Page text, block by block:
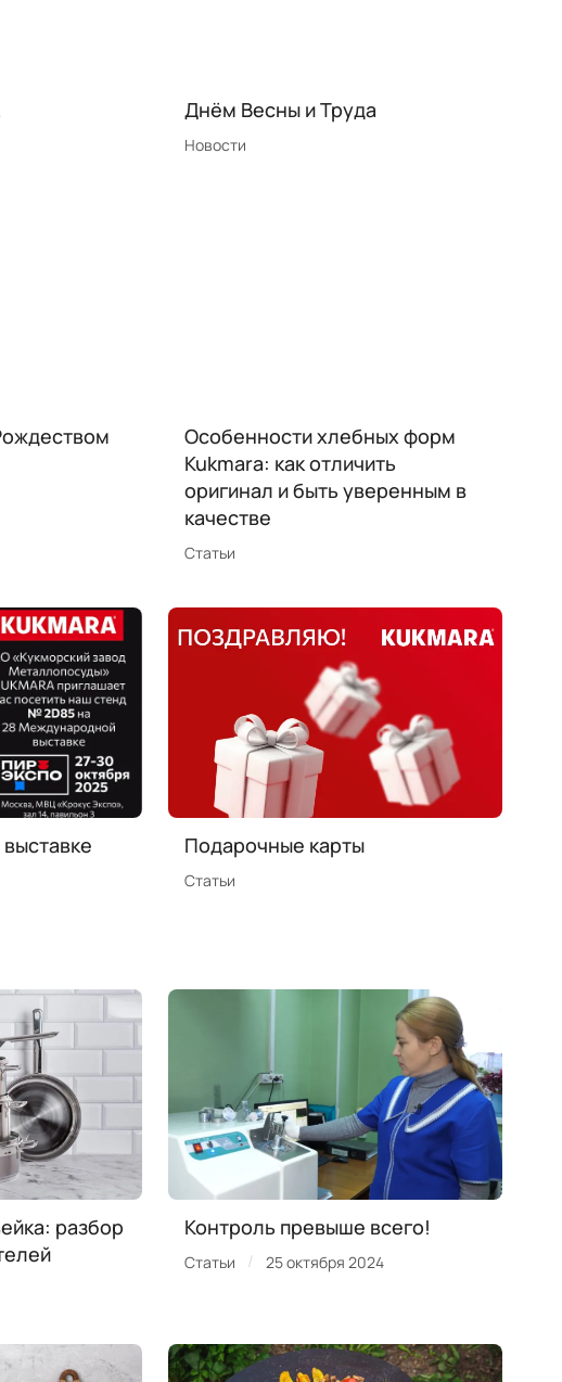
Днём Весны и Труда
Новости
Особенности хлебных форм
Kukmara: как отличить
оригинал и быть уверенным в
качестве
Статьи
Подарочные карты
Статьи
разбор
Контроль превыше всего!
Статьи / 25 октября 2024